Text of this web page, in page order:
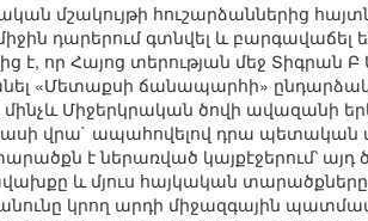
մշակույթի հուշարձաններից
դարերում գտնվել և բարգավաճել
է, որ Հայոց տերության մեջ Տիգրան
«Մետաքսի ճանապարհի»
Միջերկրական ծովի ավազանի
վրա` ապահովելով դրա պետական
է ներառված կայքէջերում՝ այդ
և մյուս հայկական
կրող արդի միջազգային